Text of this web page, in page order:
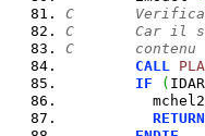
C
C       Car il se
C       contenu
CALL
IF
(
          mchel2
RETURN